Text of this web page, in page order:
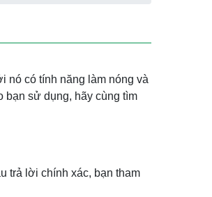
có tính năng làm nóng và
sử dụng, hãy cùng tìm
trả lời chính xác, bạn tham